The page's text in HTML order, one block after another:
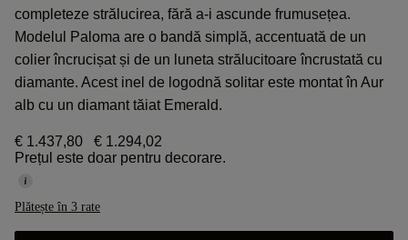
completeze strălucirea, fără a-i ascunde frumusețea.
Modelul Paloma are o bandă simplă, accentuată de un
colier încrucișat și de un luneta strălucitoare încrustată cu
diamante. Acest inel de logodnă solitar este montat în Aur
alb cu un diamant tăiat Emerald.
€ 1.437,80
€ 1.294,02
Prețul este doar pentru decorare.
Plătește în 3 rate